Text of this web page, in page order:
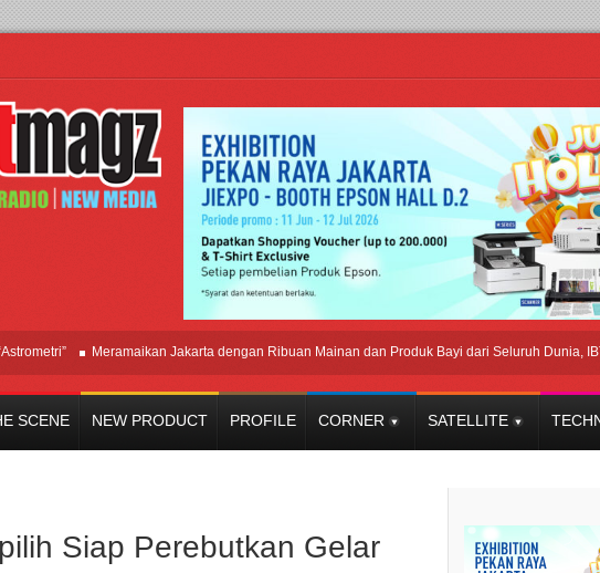
Meramaikan Jakarta dengan Ribuan Mainan dan Produk Bayi dari Seluruh Dunia, IBTE
SCENE NEW PRODUCT PROFILE CORNER SATELLITE
Siap Perebutkan Gelar